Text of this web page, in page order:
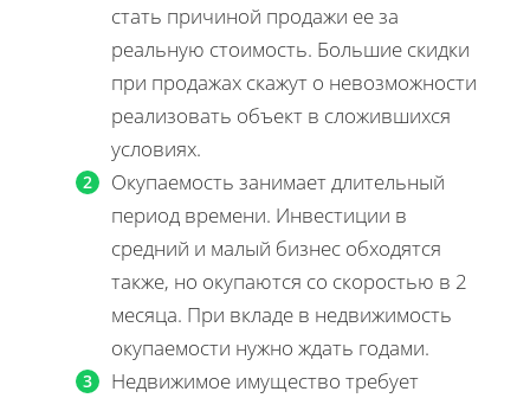
стать причиной продажи ее за
реальную стоимость. Большие скидки
при продажах скажут о невозможности
реализовать объект в сложившихся
условиях.
Окупаемость занимает длительный
период времени. Инвестиции в
средний и малый бизнес обходятся
также, но окупаются со скоростью в 2
месяца. При вкладе в недвижимость
окупаемости нужно ждать годами.
Недвижимое имущество требует